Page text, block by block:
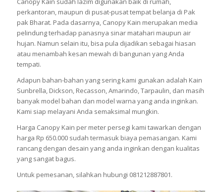
perkantoran, maupun di pusat-pusat tempat belanja di Pak
pak Bharat. Pada dasarnya, Canopy Kain merupakan media
pelindung terhadap panasnya sinar matahari maupun air
hujan. Namun selain itu, bisa pula dijadikan sebagai hiasan
atau menambah kesan mewah di bangunan yang Anda
tempati.
Adapun bahan-bahan yang sering kami gunakan adalah Kain
Sunbrella, Dickson, Recasson, Amarindo, Tarpaulin, dan masih
banyak model bahan dan model warna yang anda inginkan.
Kami siap melayani Anda semaksimal mungkin.
Harga Canopy Kain per meter persegi kami tawarkan dengan
harga Rp 650.000 sudah termasuk biaya pemasangan. Kami
rancang dengan desain yang anda inginkan dengan kualitas
yang sangat bagus.
Untuk pemesanan, silahkan hubungi 081212887801.